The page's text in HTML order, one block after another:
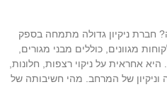
חברת ניקיון גדולה מתמחה בספק
מגוונים, כוללים מבני מגורים,
אחראית על ניקוי רצפות, חלונות,
של המרחב. מהי חשיבותה של